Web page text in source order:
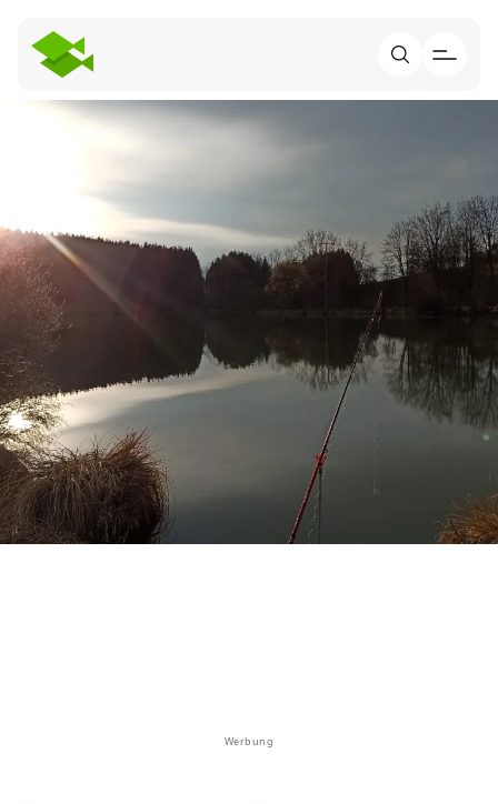
Werbung